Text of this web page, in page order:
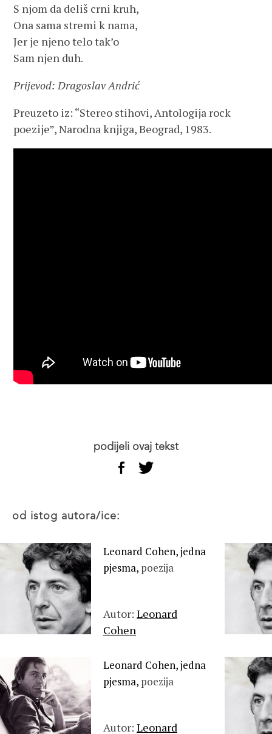
S njom da deliš crni kruh,
Ona sama stremi k nama,
Jer je njeno telo tak’o
Sam njen duh.
Prijevod: Dragoslav Andrić
Preuzeto iz: “Stereo stihovi, Antologija rock
poezije”, Narodna knjiga, Beograd, 1983.
podijeli ovaj tekst
od istog autora/ice:
Leonard Cohen, jedna
pjesma, poezija
Autor: Leonard
Cohen
Leonard Cohen, jedna
pjesma, poezija
Autor: Leonard